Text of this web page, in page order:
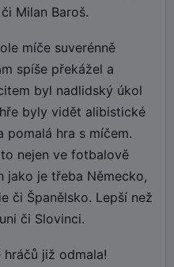
Milan Baroš.
míče suverénně
spíše překážel a
byl nadlidský úkol
byly vidět alibistické
pomalá hra s míčem.
nejen ve fotbalově
jako je třeba Německo,
či Španělsko. Lepší než
či Slovinci.
hráčů již odmala!